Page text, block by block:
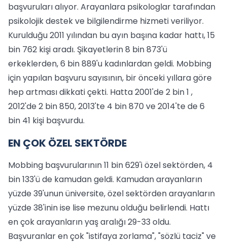
başvuruları alıyor. Arayanlara psikologlar tarafından
psikolojik destek ve bilgilendirme hizmeti veriliyor.
Kurulduğu 2011 yılından bu ayın başına kadar hattı, 15
bin 762 kişi aradı. Şikayetlerin 8 bin 873'ü
erkeklerden, 6 bin 889'u kadınlardan geldi. Mobbing
için yapılan başvuru sayısının, bir önceki yıllara göre
hep artması dikkati çekti. Hatta 2001'de 2 bin 1 ,
2012'de 2 bin 850, 2013'te 4 bin 870 ve 2014'te de 6
bin 41 kişi başvurdu.
EN ÇOK ÖZEL SEKTÖRDE
Mobbing başvurularının 11 bin 629'i özel sektörden, 4
bin 133'ü de kamudan geldi. Kamudan arayanların
yüzde 39'unun üniversite, özel sektörden arayanların
yüzde 38'inin ise lise mezunu olduğu belirlendi. Hattı
en çok arayanların yaş aralığı 29-33 oldu.
Başvuranlar en çok "istifaya zorlama", "sözlü taciz" ve